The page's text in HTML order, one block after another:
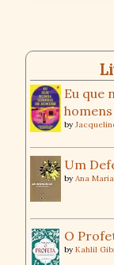
Eu que
homens
by
Um
by Ana
O
by Kahlil